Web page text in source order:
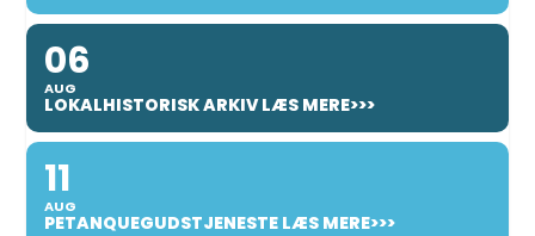
06
AUG
LOKALHISTORISK ARKIV LÆS MERE>>>
11
AUG
PETANQUEGUDSTJENESTE LÆS MERE>>>